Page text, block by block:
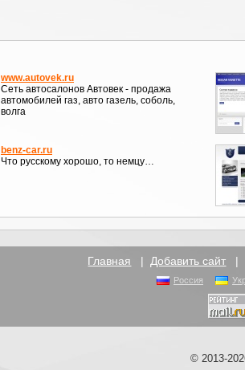
www.autovek.ru
Сеть автосалонов Автовек - продажа
автомобилей газ, авто газель, соболь,
волга
benz-car.ru
Что русскому хорошо, то немцу…
Главная | Добавить сайт |
Россия
© 2013-